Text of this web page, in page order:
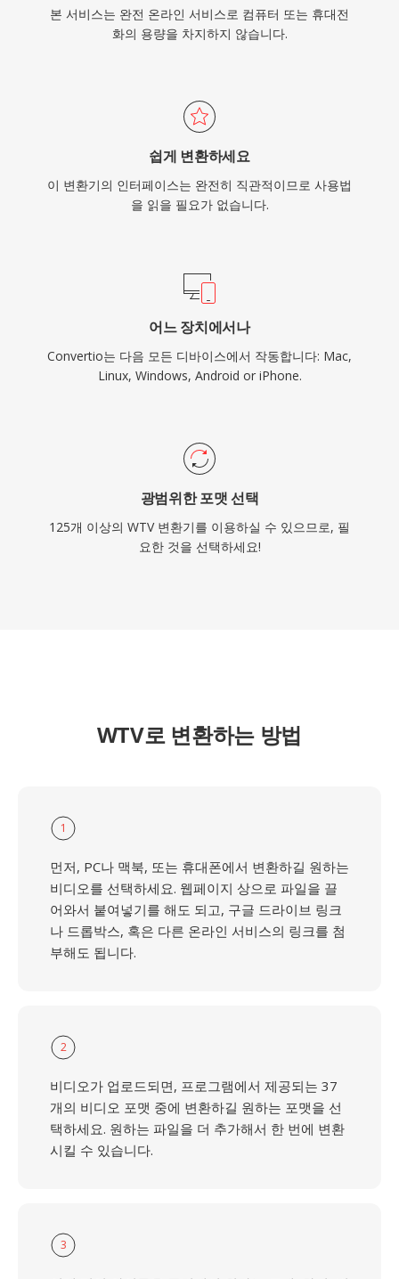
본 서비스는 완전 온라인 서비스로 컴퓨터 또는 휴대전
화의 용량을 차지하지 않습니다.
쉽게 변환하세요
이 변환기의 인터페이스는 완전히 직관적이므로 사용법
을 읽을 필요가 없습니다.
어느 장치에서나
Convertio는 다음 모든 디바이스에서 작동합니다: Mac,
Linux, Windows, Android or iPhone.
광범위한 포맷 선택
125개 이상의 WTV 변환기를 이용하실 수 있으므로, 필
요한 것을 선택하세요!
WTV로 변환하는 방법
1
먼저, PC나 맥북, 또는 휴대폰에서 변환하길 원하는
비디오를 선택하세요. 웹페이지 상으로 파일을 끌
어와서 붙여넣기를 해도 되고, 구글 드라이브 링크
나 드롭박스, 혹은 다른 온라인 서비스의 링크를 첨
부해도 됩니다.
2
비디오가 업로드되면, 프로그램에서 제공되는 37
개의 비디오 포맷 중에 변환하길 원하는 포맷을 선
택하세요. 원하는 파일을 더 추가해서 한 번에 변환
시킬 수 있습니다.
3